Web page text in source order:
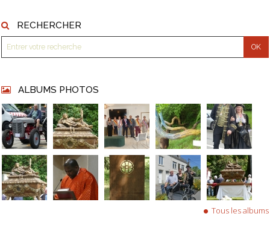
RECHERCHER
ALBUMS PHOTOS
Tous les albums